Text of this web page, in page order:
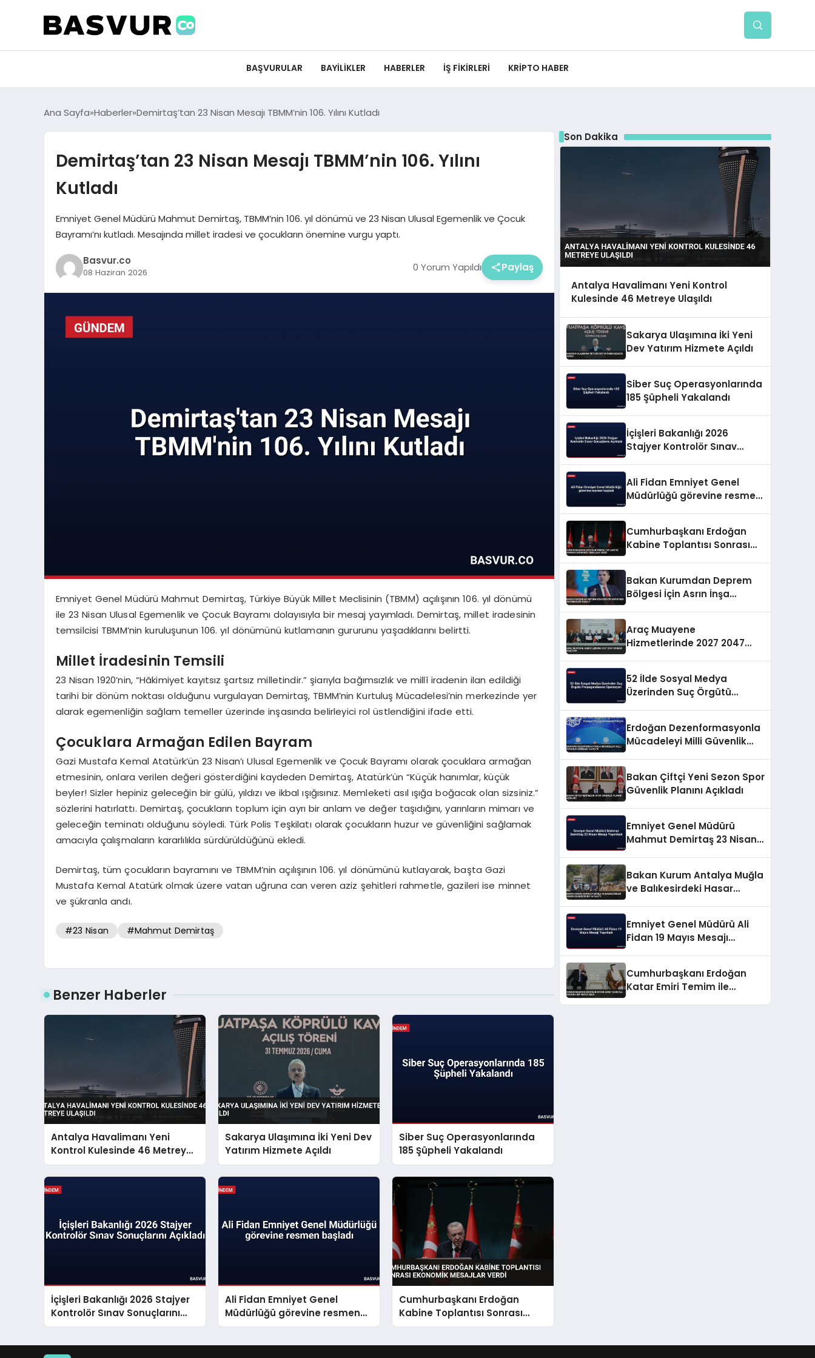
BAŞVURULAR BAYILIKLER HABERLER İŞ FIKIRLERI KRIPTO HABER
Ana Sayfa Haberler Demirtaş’tan 23 Nisan Mesajı TBMM’nin 106. Yılını Kutladı
Demirtaş’tan 23 Nisan Mesajı TBMM’nin 106. Yılını
Kutladı
Emniyet Genel Müdürü Mahmut Demirtaş, TBMM’nin 106. yıl dönümü ve 23 Nisan Ulusal Egemenlik ve Çocuk
Bayramı’nı kutladı. Mesajında millet iradesi ve çocukların önemine vurgu yaptı.
Basvur.co
08 Haziran 2026 0 Yorum Yapıldı Paylaş
Emniyet Genel Müdürü Mahmut Demirtaş, Türkiye Büyük Millet Meclisinin (TBMM) açılışının 106. yıl dönümü
ile 23 Nisan Ulusal Egemenlik ve Çocuk Bayramı dolayısıyla bir mesaj yayımladı. Demirtaş, millet iradesinin
temsilcisi TBMM’nin kuruluşunun 106. yıl dönümünü kutlamanın gururunu yaşadıklarını belirtti.
Millet İradesinin Temsili
23 Nisan 1920’nin, “Hâkimiyet kayıtsız şartsız milletindir.” şiarıyla bağımsızlık ve millî iradenin ilan edildiği
tarihi bir dönüm noktası olduğunu vurgulayan Demirtaş, TBMM’nin Kurtuluş Mücadelesi’nin merkezinde yer
alarak egemenliğin sağlam temeller üzerinde inşasında belirleyici rol üstlendiğini ifade etti.
Çocuklara Armağan Edilen Bayram
Gazi Mustafa Kemal Atatürk’ün 23 Nisan’ı Ulusal Egemenlik ve Çocuk Bayramı olarak çocuklara armağan
etmesinin, onlara verilen değeri gösterdiğini kaydeden Demirtaş, Atatürk’ün “Küçük hanımlar, küçük
beyler! Sizler hepiniz geleceğin bir gülü, yıldızı ve ikbal ışığısınız. Memleketi asıl ışığa boğacak olan sizsiniz.”
sözlerini hatırlattı. Demirtaş, çocukların toplum için ayrı bir anlam ve değer taşıdığını, yarınların mimarı ve
geleceğin teminatı olduğunu söyledi. Türk Polis Teşkilatı olarak çocukların huzur ve güvenliğini sağlamak
amacıyla çalışmaların kararlılıkla sürdürüldüğünü ekledi.
Demirtaş, tüm çocukların bayramını ve TBMM’nin açılışının 106. yıl dönümünü kutlayarak, başta Gazi
Mustafa Kemal Atatürk olmak üzere vatan uğruna can veren aziz şehitleri rahmetle, gazileri ise minnet
ve şükranla andı.
#23 Nisan #Mahmut Demirtaş
Benzer Haberler
Antalya Havalimanı Yeni
Kontrol Kulesinde 46 Metreye
Ulaşıldı
Sakarya Ulaşımına İki Yeni Dev
Yatırım Hizmete Açıldı
Siber Suç Operasyonlarında
185 Şüpheli Yakalandı
İçişleri Bakanlığı 2026 Stajyer
Kontrolör Sınav Sonuçlarını
Açıkladı
Ali Fidan Emniyet Genel
Müdürlüğü görevine resmen
başladı
Cumhurbaşkanı Erdoğan
Kabine Toplantısı Sonrası
Ekonomik Mesajlar Verdi
Son Dakika
Antalya Havalimanı Yeni Kontrol
Kulesinde 46 Metreye Ulaşıldı
Sakarya Ulaşımına İki Yeni
Dev Yatırım Hizmete Açıldı
Siber Suç Operasyonlarında
185 Şüpheli Yakalandı
İçişleri Bakanlığı 2026
Stajyer Kontrolör Sınav
Ali Fidan Emniyet Genel
Müdürlüğü görevine resmen
Cumhurbaşkanı Erdoğan
Kabine Toplantısı Sonrası
Bakan Kurumdan Deprem
Bölgesi İçin Asrın İnşa
Araç Muayene
Hizmetlerinde 2027 2047
52 İlde Sosyal Medya
Üzerinden Suç Örgütü
Erdoğan Dezenformasyonla
Mücadeleyi Milli Güvenlik
Bakan Çiftçi Yeni Sezon Spor
Güvenlik Planını Açıkladı
Emniyet Genel Müdürü
Mahmut Demirtaş 23 Nisan
Bakan Kurum Antalya Muğla
ve Balıkesirdeki Hasar
Emniyet Genel Müdürü Ali
Fidan 19 Mayıs Mesajı
Cumhurbaşkanı Erdoğan
Katar Emiri Temim ile